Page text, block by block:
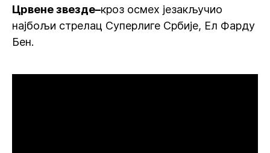
Црвене звезде–кроз осмех језакључио
најбољи стрелац Суперлиге Србије, Ел Фарду
Бен.